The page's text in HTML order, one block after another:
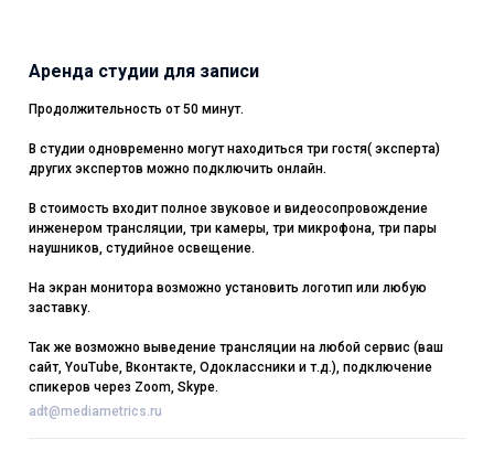
Аренда студии для записи
Продолжительность от 50 минут.
В студии одновременно могут находиться три гостя( эксперта)
других экспертов можно подключить онлайн.
В стоимость входит полное звуковое и видеосопровождение
инженером трансляции, три камеры, три микрофона, три пары
наушников, студийное освещение.
На экран монитора возможно установить логотип или любую
заставку.
Так же возможно выведение трансляции на любой сервис (ваш
сайт, YouTube, Вконтакте, Одоклассники и т.д.), подключение
спикеров через Zoom, Skype.
adt@mediametrics.ru